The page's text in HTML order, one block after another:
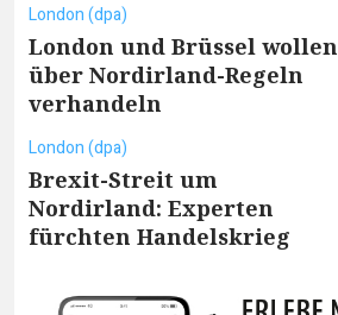
London (dpa)
London und Brüssel wollen
über Nordirland-Regeln
verhandeln
London (dpa)
Brexit-Streit um
Nordirland: Experten
fürchten Handelskrieg